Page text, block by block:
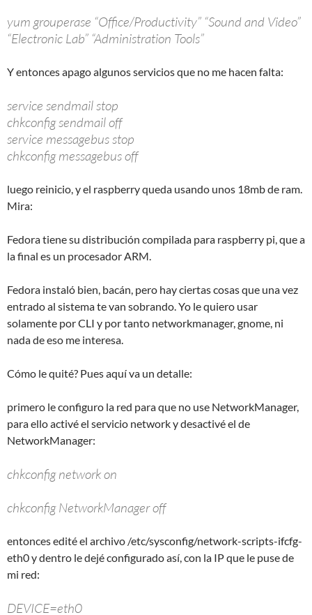
yum grouperase “Office/Productivity” “Sound and Video”
“Electronic Lab” “Administration Tools”
Y entonces apago algunos servicios que no me hacen falta:
service sendmail stop
chkconfig sendmail off
service messagebus stop
chkconfig messagebus off
luego reinicio, y el raspberry queda usando unos 18mb de ram.
Mira:
Fedora tiene su distribución compilada para raspberry pi, que a
la final es un procesador ARM.
Fedora instaló bien, bacán, pero hay ciertas cosas que una vez
entrado al sistema te van sobrando. Yo le quiero usar
solamente por CLI y por tanto networkmanager, gnome, ni
nada de eso me interesa.
Cómo le quité? Pues aquí va un detalle:
primero le configuro la red para que no use NetworkManager,
para ello activé el servicio network y desactivé el de
NetworkManager:
chkconfig network on
chkconfig NetworkManager off
entonces edité el archivo /etc/sysconfig/network-scripts-ifcfg-
eth0 y dentro le dejé configurado así, con la IP que le puse de
mi red:
DEVICE=eth0